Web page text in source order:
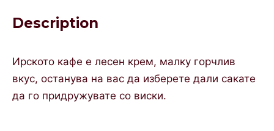
Description
Ирското кафе е лесен крем, малку горчлив
вкус, останува на вас да изберете дали сакате
да го придружувате со виски.